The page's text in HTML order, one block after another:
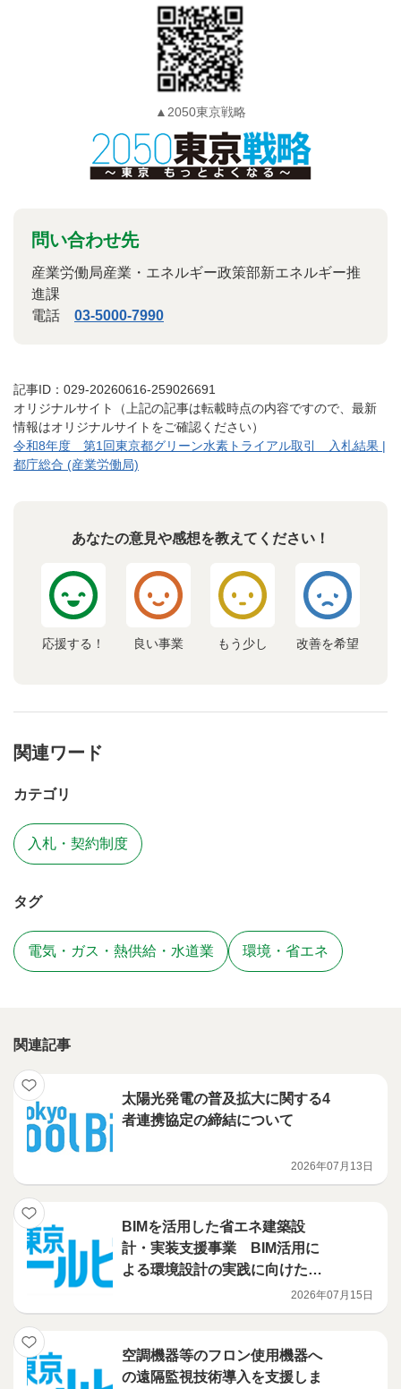
▲2050東京戦略
問い合わせ先
産業労働局産業・エネルギー政策部新エネルギー推
進課
電話 03-5000-7990
記事ID：029-20260616-259026691
オリジナルサイト（上記の記事は転載時点の内容ですので、最新
情報はオリジナルサイトをご確認ください）
令和8年度 第1回東京都グリーン水素トライアル取引 入札結果 |
都庁総合 (産業労働局)
あなたの意見や感想を教えてください！
応援する！ 良い事業 もう少し 改善を希望
関連ワード
カテゴリ
入札・契約制度
タグ
電気・ガス・熱供給・水道業 環境・省エネ
関連記事
太陽光発電の普及拡大に関する4
者連携協定の締結について
2026年07月13日
BIMを活用した省エネ建築設
計・実装支援事業 BIM活用に
よる環境設計の実践に向けたハ
2026年07月15日
空調機器等のフロン使用機器へ
の遠隔監視技術導入を支援しま